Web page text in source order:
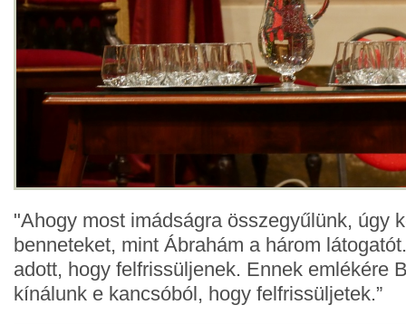
"Ahogy most imádságra összegyűlünk, úgy
benneteket, mint Ábrahám a három
adott, hogy felfrissüljenek. Ennek emlékére
kínálunk e kancsóból, hogy felfrissüljetek.”